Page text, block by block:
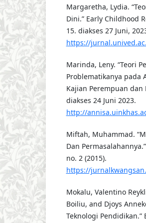
Margaretha, Lydia.
Dini.” Early Childhood
15. diakses 27 Juni,
https://
Marinda, Leny. “Teori
Problematikanya pada
Kajian Perempuan dan
diakses 24 Juni 2023.
http://
Miftah, Muhammad.
Dan
no. 2 (2015).
https://
Mokalu, Valentino
Boiliu, and Djoys
Teknologi Pendidikan.”